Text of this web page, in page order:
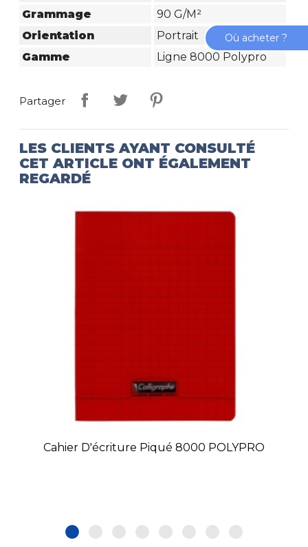
Grammage
90 G/m²
Orientation
Portrait
Gamme
Ligne 8000 Polypro
Partager
LES CLIENTS AYANT CONSULTÉ
CET ARTICLE ONT ÉGALEMENT
REGARDÉ
Cahier D'écriture Piqué 8000 POLYPRO
Où acheter ?